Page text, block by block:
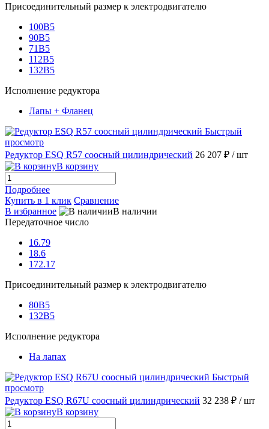
Присоединительный размер к электродвигателю
100B5
90B5
71B5
112B5
132B5
Исполнение редуктора
Лапы + Фланец
Быстрый
просмотр
Редуктор ESQ R57 соосный цилиндрический 26 207 ₽ / шт
В корзину
Подробнее
Купить в 1 клик Сравнение
В избранное
В наличии
Передаточное число
16.79
18.6
172.17
Присоединительный размер к электродвигателю
80B5
132B5
Исполнение редуктора
На лапах
Быстрый
просмотр
Редуктор ESQ R67U соосный цилиндрический 32 238 ₽ / шт
В корзину